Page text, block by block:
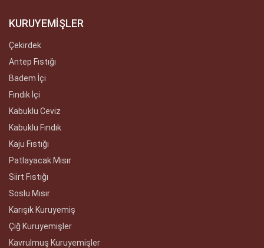
KURUYEMİŞLER
Çekirdek
Antep Fıstığı
Badem İçi
Fındık İçi
Kabuklu Ceviz
Kabuklu Fındık
Kaju Fıstığı
Patlayacak Mısır
Siirt Fıstığı
Soslu Mısır
Karışık Kuruyemiş
Çiğ Kuruyemişler
Kavrulmuş Kuruyemişler